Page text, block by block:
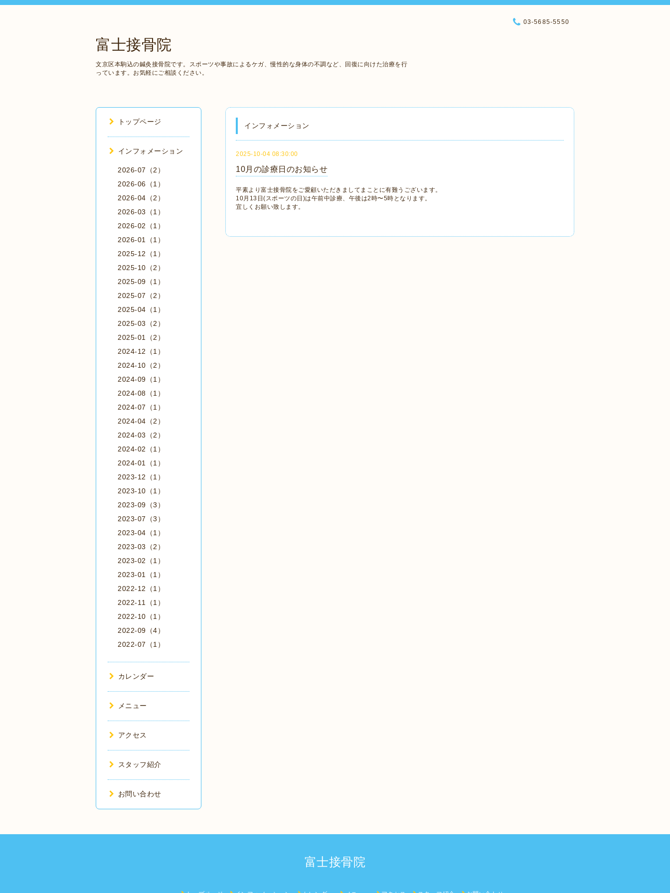
富士接骨院
文京区本駒込の鍼灸接骨院です。スポーツや事故によるケガ、慢性的な身体の不調など、回復に向けた治療を行
っています。お気軽にご相談ください。
03-5685-5550
インフォメーション
2025-10-04 08:30:00
10月の診療日のお知らせ
平素より富士接骨院をご愛顧いただきましてまことに有難うございます。
10月13日(スポーツの日)は午前中診療、午後は2時〜5時となります。
宜しくお願い致します。
トップページ
インフォメーション
2026-07（2）
2026-06（1）
2026-04（2）
2026-03（1）
2026-02（1）
2026-01（1）
2025-12（1）
2025-10（2）
2025-09（1）
2025-07（2）
2025-04（1）
2025-03（2）
2025-01（2）
2024-12（1）
2024-10（2）
2024-09（1）
2024-08（1）
2024-07（1）
2024-04（2）
2024-03（2）
2024-02（1）
2024-01（1）
2023-12（1）
2023-10（1）
2023-09（3）
2023-07（3）
2023-04（1）
2023-03（2）
2023-02（1）
2023-01（1）
2022-12（1）
2022-11（1）
2022-10（1）
2022-09（4）
2022-07（1）
カレンダー
メニュー
アクセス
スタッフ紹介
お問い合わせ
富士接骨院